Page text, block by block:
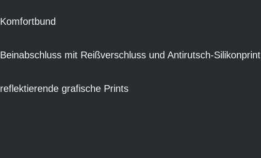
Komfortbund
Beinabschluss mit Reißverschluss und Antirutsch-Silikonprint
reflektierende grafische Prints